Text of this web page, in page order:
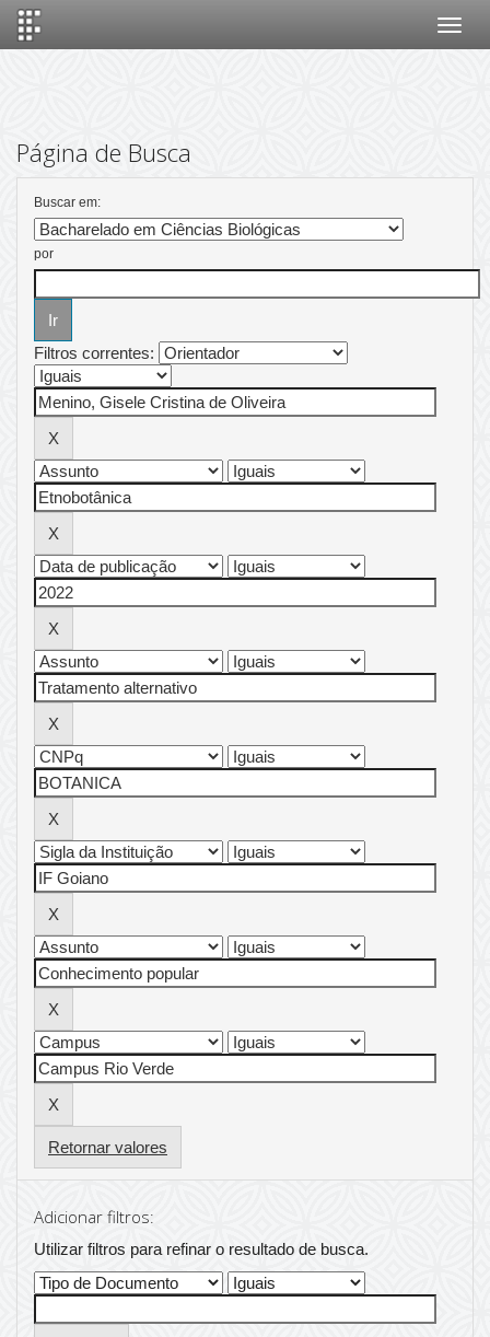
Página de Busca
Buscar em:
por
Filtros correntes:
Retornar valores
Adicionar filtros:
Utilizar filtros para refinar o resultado de busca.